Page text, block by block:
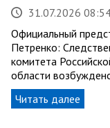
31.07.2026
Официальный
Петренко:
комитета
области
Читать далее